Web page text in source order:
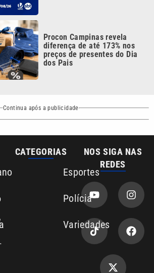
Procon Campinas revela
diferença de até 173% nos
preços de presentes do Dia
dos Pais
Continua após a publicidade
CATEGORIAS
Esportes
Polícia
Variedades
NOS SIGA NAS
REDES